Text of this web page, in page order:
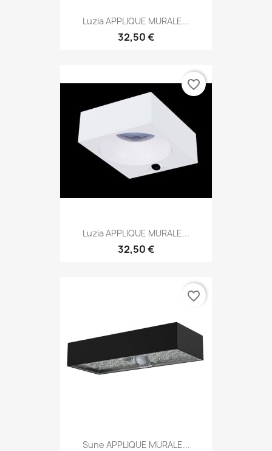
Luzia APPLIQUE MURALE...
32,50 €
Luzia APPLIQUE MURALE...
32,50 €
favorite_border
Sune APPLIQUE MURALE...
favorite_border